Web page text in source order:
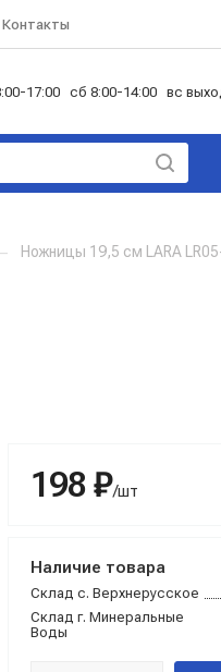
Контакты
17:00 сб 8:00-14:00 вс
Ножницы 19,5 см LARA
198 ₽/шт
Наличие товара
Склад с. Верхнерусское
Склад г. Минеральные
Воды